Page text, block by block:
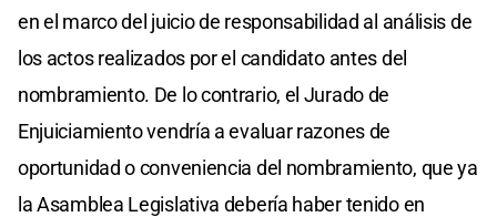
en el marco del juicio de responsabilidad al análisis de
los actos realizados por el candidato antes del
nombramiento. De lo contrario, el Jurado de
Enjuiciamiento vendría a evaluar razones de
oportunidad o conveniencia del nombramiento, que ya
la Asamblea Legislativa debería haber tenido en